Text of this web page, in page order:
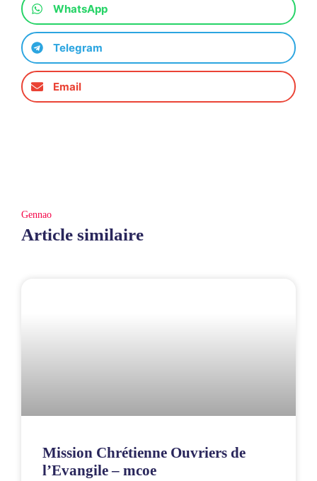
WhatsApp
Telegram
Email
Gennao
Article similaire
Mission Chrétienne Ouvriers de
l’Evangile – mcoe